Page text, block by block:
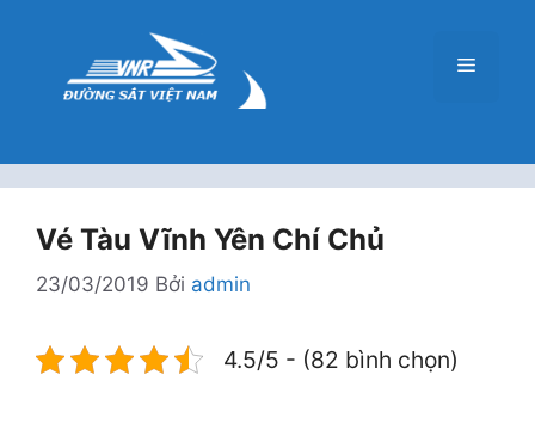
Menu
Vé Tàu Vĩnh Yên Chí Chủ
23/03/2019 Bởi admin
4.5/5 - (82 bình chọn)